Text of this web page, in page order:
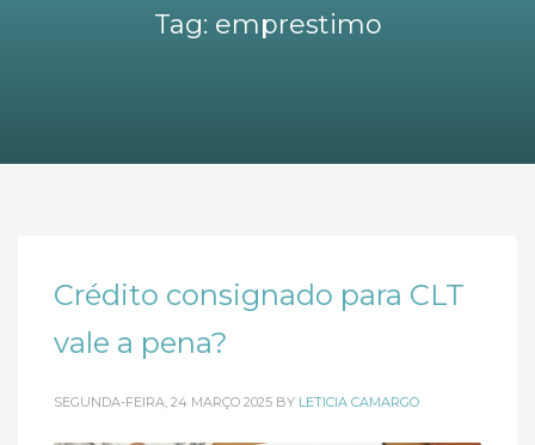
Tag: emprestimo
Crédito consignado para CLT
vale a pena?
SEGUNDA-FEIRA, 24 MARÇO 2025 BY LETICIA CAMARGO